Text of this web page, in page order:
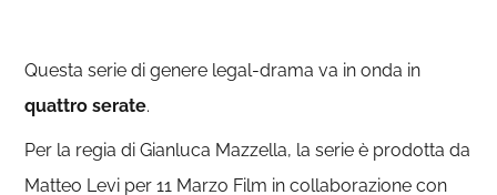
Questa serie di genere legal-drama va in onda in
quattro serate.
Per la regia di Gianluca Mazzella, la serie è prodotta da
Matteo Levi per 11 Marzo Film in collaborazione con